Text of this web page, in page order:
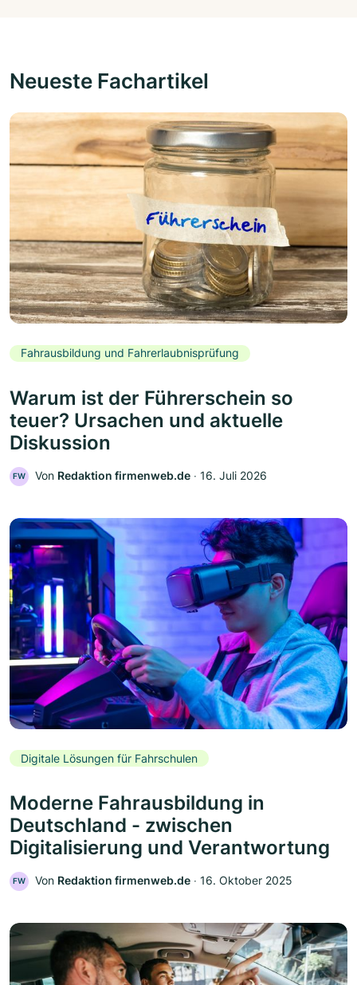
Neueste Fachartikel
Fahrausbildung und Fahrerlaubnisprüfung
Warum ist der Führerschein so
teuer? Ursachen und aktuelle
Diskussion
FW Von Redaktion firmenweb.de ‧ 16. Juli 2026
Digitale Lösungen für Fahrschulen
Moderne Fahrausbildung in
Deutschland - zwischen
Digitalisierung und Verantwortung
FW Von Redaktion firmenweb.de ‧ 16. Oktober 2025